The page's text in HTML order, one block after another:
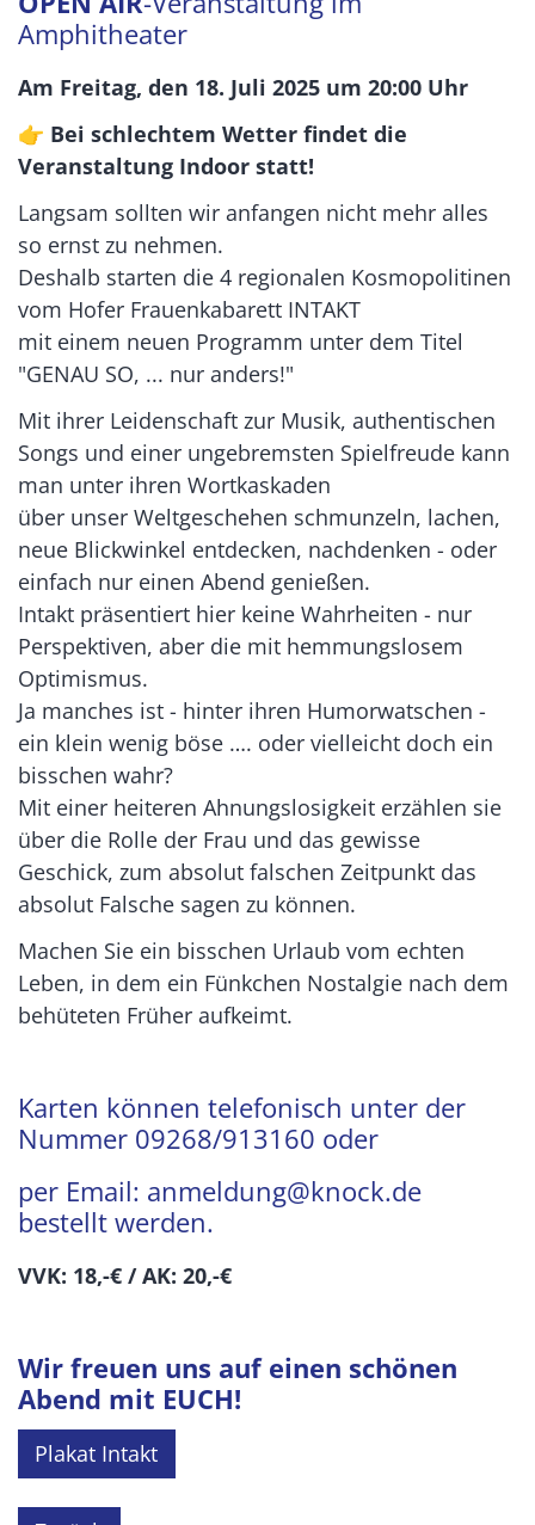
Amphitheater
Am Freitag, den 18. Juli 2025 um 20:00 Uhr
👉 Bei schlechtem Wetter findet die
Veranstaltung Indoor statt!
Langsam sollten wir anfangen nicht mehr alles
so ernst zu nehmen.
Deshalb starten die 4 regionalen Kosmopolitinen
vom Hofer Frauenkabarett INTAKT
mit einem neuen Programm unter dem Titel
"GENAU SO, ... nur anders!"
Mit ihrer Leidenschaft zur Musik, authentischen
Songs und einer ungebremsten Spielfreude kann
man unter ihren Wortkaskaden
über unser Weltgeschehen schmunzeln, lachen,
neue Blickwinkel entdecken, nachdenken - oder
einfach nur einen Abend genießen.
Intakt präsentiert hier keine Wahrheiten - nur
Perspektiven, aber die mit hemmungslosem
Optimismus.
Ja manches ist - hinter ihren Humorwatschen -
ein klein wenig böse …. oder vielleicht doch ein
bisschen wahr?
Mit einer heiteren Ahnungslosigkeit erzählen sie
über die Rolle der Frau und das gewisse
Geschick, zum absolut falschen Zeitpunkt das
absolut Falsche sagen zu können.
Machen Sie ein bisschen Urlaub vom echten
Leben, in dem ein Fünkchen Nostalgie nach dem
behüteten Früher aufkeimt.
Karten können telefonisch unter der
Nummer 09268/913160 oder
per Email: anmeldung@knock.de
bestellt werden.
VVK: 18,-€ /AK: 20,-€
Wir freuen uns auf einen schönen
Abend mit EUCH!
Plakat Intakt